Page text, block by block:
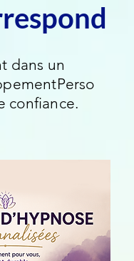
dans un
confiance.